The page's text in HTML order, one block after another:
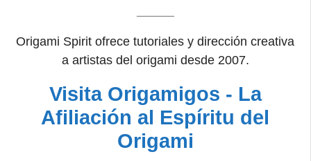
Origami Spirit ofrece tutoriales y dirección creativa
a artistas del origami desde 2007.
Visita Origamigos - La
Afiliación al Espíritu del
Origami